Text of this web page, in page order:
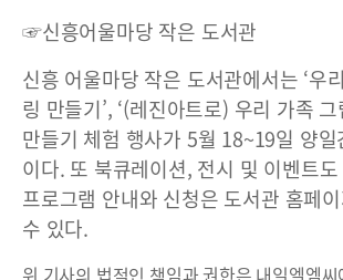
☞신흥어울마당 작은 도서관
신흥 어울마당 작은 도서관에서는 ‘우
링 만들기’, ‘(레진아트로) 우리 가족
만들기 체험 행사가 5월 18~19일 양일
이다. 또 북큐레이션, 전시 및 이벤트
프로그램 안내와 신청은 도서관 홈페
수 있다.
위 기사의 법적인 책임과 권한은 내일엘엠